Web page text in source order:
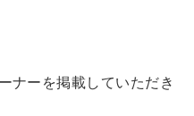
ナー を掲載していただき